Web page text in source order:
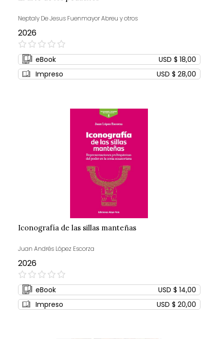
Neptaly De Jesus Fuenmayor Abreu y otros
2026
0%
eBook
USD $ 18,00
Impreso
USD $ 28,00
Iconografía de las sillas manteñas
Juan Andrés López Escorza
2026
0%
eBook
USD $ 14,00
Impreso
USD $ 20,00